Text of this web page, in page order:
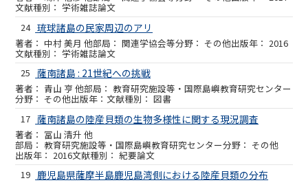
学術雑誌論文
24 琉球諸島の民家周辺のアリ
中村 美月 他 関連学協会等 その他 2016
学術雑誌論文
25 薩南諸島 : 21世紀への挑戦
青山 亨 他 教育研究施設等・国際島嶼教育研究センター
その他
図書
17 薩南諸島の陸産貝類の生物多様性に関する現況調査
冨山 清升 他
教育研究施設等・国際島嶼教育研究センター その他
2016
紀要論文
19 鹿児島県薩摩半島鹿児島湾側における陸産貝類の分布